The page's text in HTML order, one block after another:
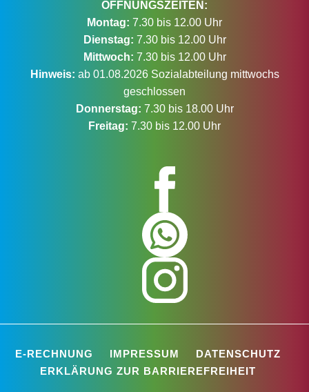
ÖFFNUNGSZEITEN:
Montag: 7.30 bis 12.00 Uhr
Dienstag: 7.30 bis 12.00 Uhr
Mittwoch: 7.30 bis 12.00 Uhr
Hinweis: ab 01.08.2026 Sozialabteilung mittwochs
geschlossen
Donnerstag: 7.30 bis 18.00 Uhr
Freitag: 7.30 bis 12.00 Uhr
E-RECHNUNG IMPRESSUM
DATENSCHUTZ
ERKLÄRUNG ZUR BARRIEREFREIHEIT